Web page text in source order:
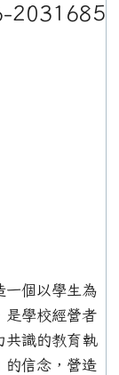
2031685
一個以學生為
是學校經營者
共識的教育執
的信念，營造